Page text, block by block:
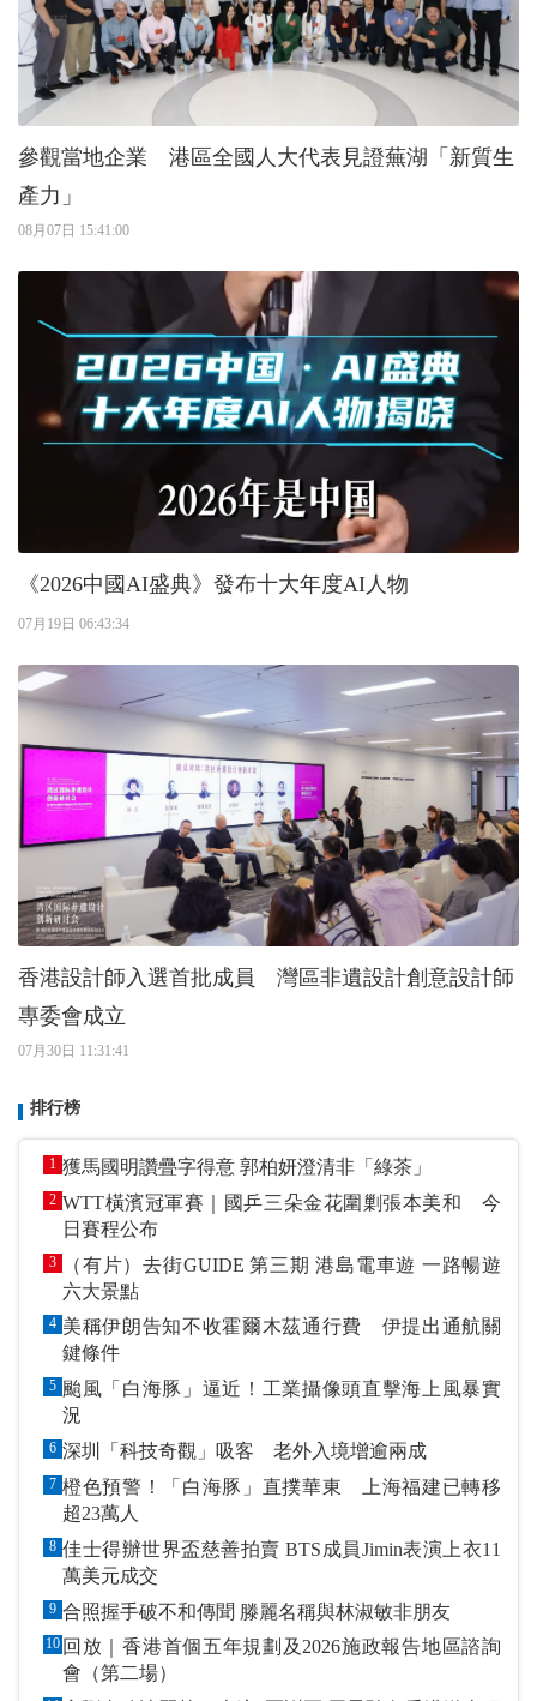
參觀當地企業 港區全國人大代表見證蕪湖「新質生
產力」
08月07日 15:41:00
《2026中國AI盛典》發布十大年度AI人物
07月19日 06:43:34
香港設計師入選首批成員 灣區非遺設計創意設計師
專委會成立
07月30日 11:31:41
排行榜
1 獲馬國明讚疊字得意 郭柏妍澄清非「綠茶」
2 WTT橫濱冠軍賽｜國乒三朵金花圍剿張本美和 今
日賽程公布
3
（有片）去街GUIDE 第三期 港島電車遊 一路暢遊
六大景點
4 美稱伊朗告知不收霍爾木茲通行費 伊提出通航關
鍵條件
5 颱風「白海豚」逼近！工業攝像頭直擊海上風暴實
況
6 深圳「科技奇觀」吸客 老外入境增逾兩成
7 橙色預警！「白海豚」直撲華東 上海福建已轉移
超23萬人
8 佳士得辦世界盃慈善拍賣 BTS成員Jimin表演上衣11
萬美元成交
9 合照握手破不和傳聞 滕麗名稱與林淑敏非朋友
10 回放｜香港首個五年規劃及2026施政報告地區諮詢
會（第二場）